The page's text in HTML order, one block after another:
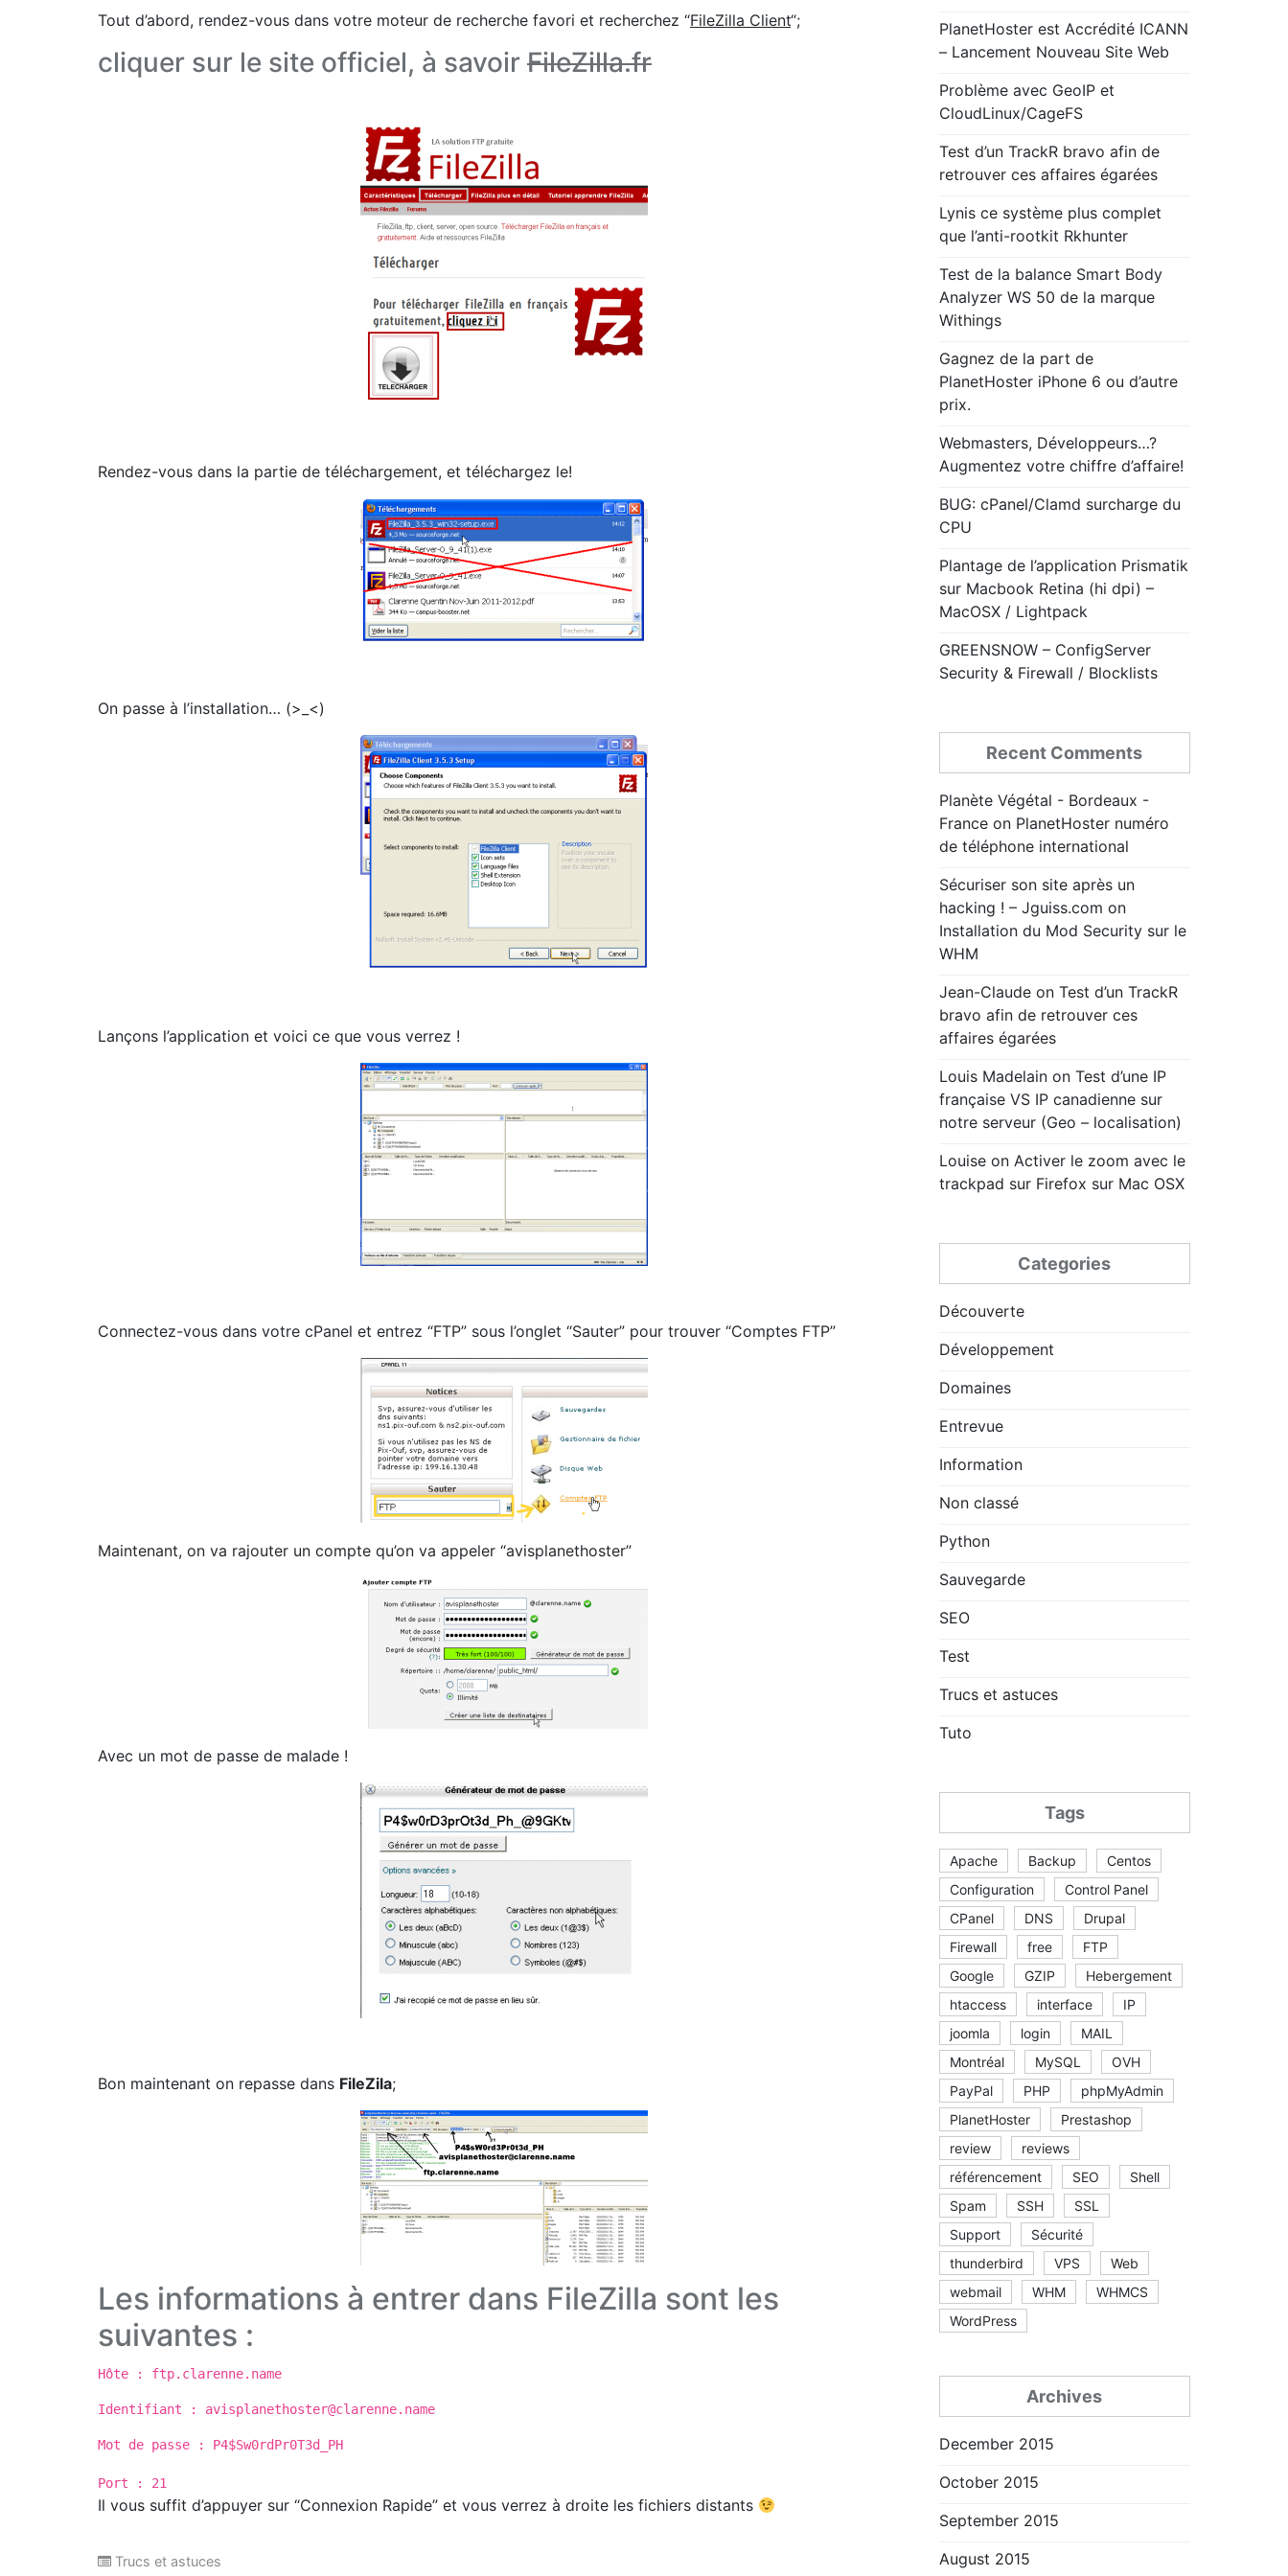
Tout d’abord, rendez-vous dans votre moteur de recherche favori et recherchez “FileZilla Client“;
cliquer sur le site officiel, à savoir FileZilla.fr
Rendez-vous dans la partie de téléchargement, et téléchargez le!
On passe à l’installation… (>_<)
Lançons l’application et voici ce que vous verrez !
Connectez-vous dans votre cPanel et entrez “FTP” sous l’onglet “Sauter” pour trouver “Comptes FTP”
Maintenant, on va rajouter un compte qu’on va appeler “avisplanethoster”
Avec un mot de passe de malade !
Bon maintenant on repasse dans FileZila;
Les informations à entrer dans FileZilla sont les
suivantes :
Hôte : ftp.clarenne.name
Identifiant : avisplanethoster@clarenne.name
Mot de passe : P4$Sw0rdPr0T3d_PH
Port : 21
Il vous suffit d’appuyer sur “Connexion Rapide” et vous verrez à droite les fichiers distants
Trucs et astuces
PlanetHoster est Accrédité ICANN
– Lancement Nouveau Site Web
Problème avec GeoIP et
CloudLinux/CageFS
Test d’un TrackR bravo afin de
retrouver ces affaires égarées
Lynis ce système plus complet
que l’anti-rootkit Rkhunter
Test de la balance Smart Body
Analyzer WS 50 de la marque
Withings
Gagnez de la part de
PlanetHoster iPhone 6 ou d’autre
prix.
Webmasters, Développeurs…?
Augmentez votre chiffre d’affaire!
BUG: cPanel/Clamd surcharge du
CPU
Plantage de l’application Prismatik
sur Macbook Retina (hi dpi) –
MacOSX / Lightpack
GREENSNOW – ConfigServer
Security & Firewall / Blocklists
Recent Comments
Planète Végétal - Bordeaux -
Franceon PlanetHoster numéro
de téléphone international
Sécuriser son site après un
hacking ! – Jguiss.com on
Installation du Mod Security sur le
WHM
Jean-Claudeon Test d’un TrackR
bravo afin de retrouver ces
affaires égarées
Louis Madelainon Test d’une IP
française VS IP canadienne sur
notre serveur (Geo – localisation)
Louiseon Activer le zoom avec le
trackpad sur Firefox sur Mac OSX
Categories
Découverte
Développement
Domaines
Entrevue
Information
Non classé
Python
Sauvegarde
SEO
Test
Trucs et astuces
Tuto
Tags
Apache Backup
Centos
Configuration
Control Panel
CPanel
DNS
Drupal
Firewall
free
FTP
Google
GZIP
Hebergement
htaccess
interface
IP
joomla
login
MAIL
Montréal
MySQL
OVH
PayPal
PHP
phpMyAdmin
PlanetHoster
Prestashop
review
reviews
référencement
SEO
Shell
Spam
SSH
SSL
Support
Sécurité
thunderbird
VPS
Web
webmail
WHM
WHMCS
WordPress
Archives
December 2015
October 2015
September 2015
August 2015